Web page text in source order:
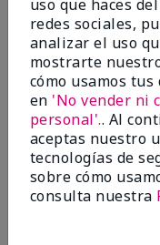
5
Kristen
EnviadoHace 10
por Jennifer
de MECHANCSBRG
Comprador
uso que haces
redes sociales,
analizar el uso
mostrarte
cómo usamos
en 'No vender ni
personal'.. Al
aceptas nuestro
tecnologías de
sobre cómo
consulta nuestra